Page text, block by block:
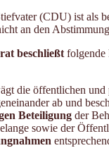
(CDU) ist als
an den
beschließtfolgende
die öffentlichen und
ab und
Beteiligung der
sowie der